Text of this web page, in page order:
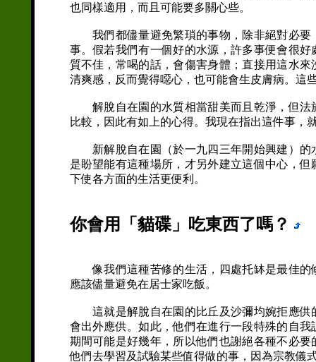
也同樣適用，而且可能要多關心些。
我們都儘量避免繁瑣的事物，除非絕對必要
事。假若我們有一個好的水源，許多事便會很
質不佳，常喝的話，會傷害身體；直接用這水
清爽感，反而覺得噁心，也可能會生皮膚病。這
解脫自在園的水質相當甜美而且乾淨，但法
比較，因此有如上的心得。我現在指出這件事，
新解脫自在園（於一九四三年開始興建）的
是盼望能有這種場所，才另外建立這個中心，
下使各方面的生活更便利。
你會用「貓碟」吃東西了嗎？
像我們這種苦修的生活，四處托缽是最佳的
應該儘量避免在居士家吃飯。
這就是解脫自在園的比丘及沙彌均婉拒應供
會出外應供。如此，他們在進行一段特殊的自
期間可能是好幾年，所以他們也謝絕各種不必
他們去學習及試驗某些值得做的事，因為宗教儀